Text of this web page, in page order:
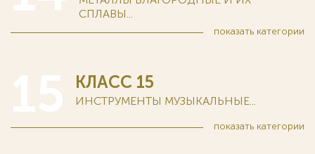
СПЛАВЫ...
показать категории
КЛАСС 15
ИНСТРУМЕНТЫ МУЗЫКАЛЬНЫЕ...
показать категории